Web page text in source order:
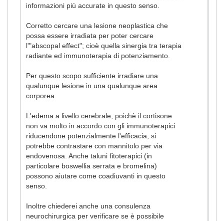
informazioni più accurate in questo senso.
Corretto cercare una lesione neoplastica che
possa essere irradiata per poter cercare
l'"abscopal effect"; cioè quella sinergia tra terapia
radiante ed immunoterapia di potenziamento.
Per questo scopo sufficiente irradiare una
qualunque lesione in una qualunque area
corporea.
L'edema a livello cerebrale, poichè il cortisone
non va molto in accordo con gli immunoterapici
riducendone potenzialmente l'efficacia, si
potrebbe contrastare con mannitolo per via
endovenosa. Anche taluni fitoterapici (in
particolare boswellia serrata e bromelina)
possono aiutare come coadiuvanti in questo
senso.
Inoltre chiederei anche una consulenza
neurochirurgica per verificare se è possibile